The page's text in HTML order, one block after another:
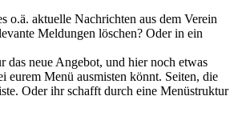
o.ä. aktuelle Nachrichten aus dem Verein
Meldungen löschen? Oder in ein
neue Angebot, und hier noch etwas
Menü ausmisten könnt. Seiten, die
Oder ihr schafft durch eine Menüstruktur